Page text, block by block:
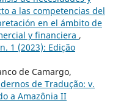
a las competencias del
en el ámbito de
y financiera ,
1 (2023): Edição
de Camargo,
de Tradução: v.
a Amazônia II